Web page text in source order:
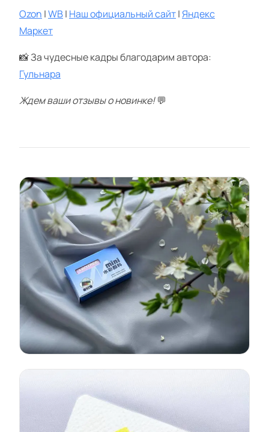
Ozon |WB| Наш официальный сайт|Яндекс
Маркет
📸 За чудесные кадры благодарим автора:
Гульнара
Ждем ваши отзывы о новинке!💬